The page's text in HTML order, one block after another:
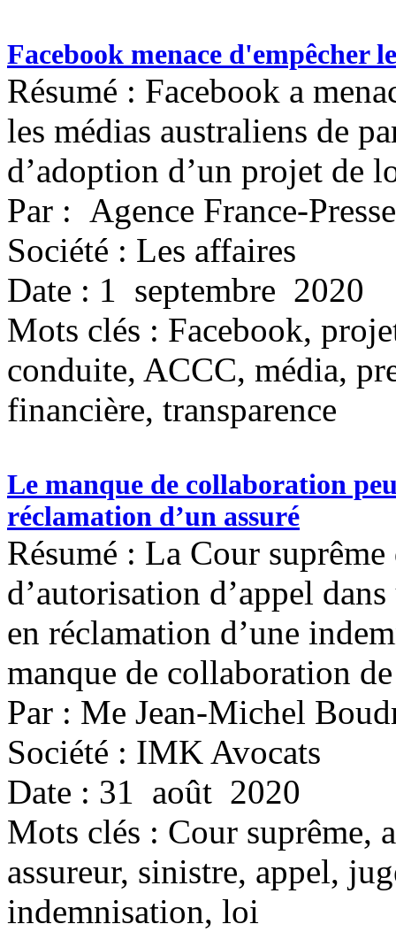
Facebook menace d'empêcher
Résumé : Facebook a
les médias australiens de
d’adoption d’un projet de
Par : Agence France-Presse
Société : Les affaires
Date : 1 septembre 2020
Mots clés : Facebook,
conduite, ACCC, média,
financière, transparence
Le manque de collaboration
réclamation d’un assuré
Résumé : La Cour
d’autorisation d’appel
en réclamation d’une
manque de collaboration de
Par : Me Jean-Michel
Société : IMK Avocats
Date : 31 août 2020
Mots clés : Cour suprême,
assureur, sinistre, appel,
indemnisation, loi